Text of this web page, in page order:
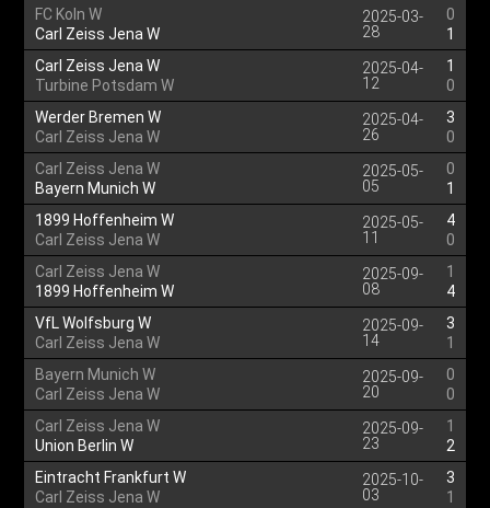
FC Koln W
Carl Zeiss Jena W
2025-03-
28
0
1
Carl Zeiss Jena W
Turbine Potsdam W
2025-04-
12
1
0
Werder Bremen W
Carl Zeiss Jena W
2025-04-
26
3
0
Carl Zeiss Jena W
Bayern Munich W
2025-05-
05
0
1
1899 Hoffenheim W
Carl Zeiss Jena W
2025-05-
11
4
0
Carl Zeiss Jena W
1899 Hoffenheim W
2025-09-
08
1
4
VfL Wolfsburg W
Carl Zeiss Jena W
2025-09-
14
3
1
Bayern Munich W
Carl Zeiss Jena W
2025-09-
20
0
0
Carl Zeiss Jena W
Union Berlin W
2025-09-
23
1
2
Eintracht Frankfurt W
Carl Zeiss Jena W
2025-10-
03
3
1